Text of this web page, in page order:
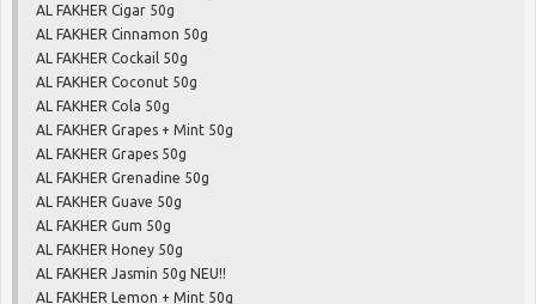
AL FAKHER Cigar 50g
AL FAKHER Cinnamon 50g
AL FAKHER Cockail 50g
AL FAKHER Coconut 50g
AL FAKHER Cola 50g
AL FAKHER Grapes + Mint 50g
AL FAKHER Grapes 50g
AL FAKHER Grenadine 50g
AL FAKHER Guave 50g
AL FAKHER Gum 50g
AL FAKHER Honey 50g
AL FAKHER Jasmin 50g NEU!!
AL FAKHER Lemon + Mint 50g